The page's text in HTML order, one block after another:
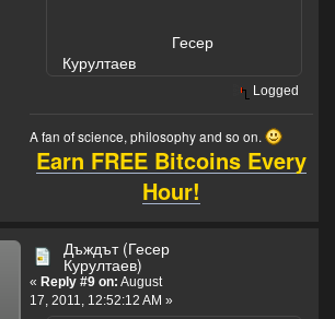
Гесер
Курултаев
Logged
A fan of science, philosophy and so on.
Earn FREE Bitcoins Every
Hour!
Дъждът (Гесер
Курултаев)
« Reply #9 on: August
17, 2011, 12:52:12 AM »